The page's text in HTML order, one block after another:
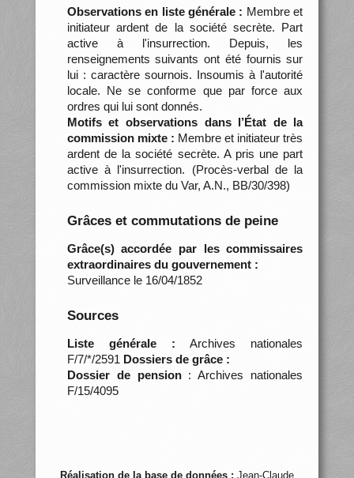
Observations en liste générale : Membre et
initiateur ardent de la société secrète. Part
active à l'insurrection. Depuis, les
renseignements suivants ont été fournis sur
lui : caractère sournois. Insoumis à l'autorité
locale. Ne se conforme que par force aux
ordres qui lui sont donnés.
Motifs et observations dans l’État de la
commission mixte : Membre et initiateur très
ardent de la société secrète. A pris une part
active à l'insurrection. (Procès-verbal de la
commission mixte du Var, A.N., BB/30/398)
Grâces et commutations de peine
Grâce(s) accordée par les commissaires
extraordinaires du gouvernement :
Surveillance le 16/04/1852
Sources
Liste générale : Archives nationales
F/7/*/2591 Dossiers de grâce :
Dossier de pension: Archives nationales
F/15/4095
Réalisation de la base de données : Jean-Claude